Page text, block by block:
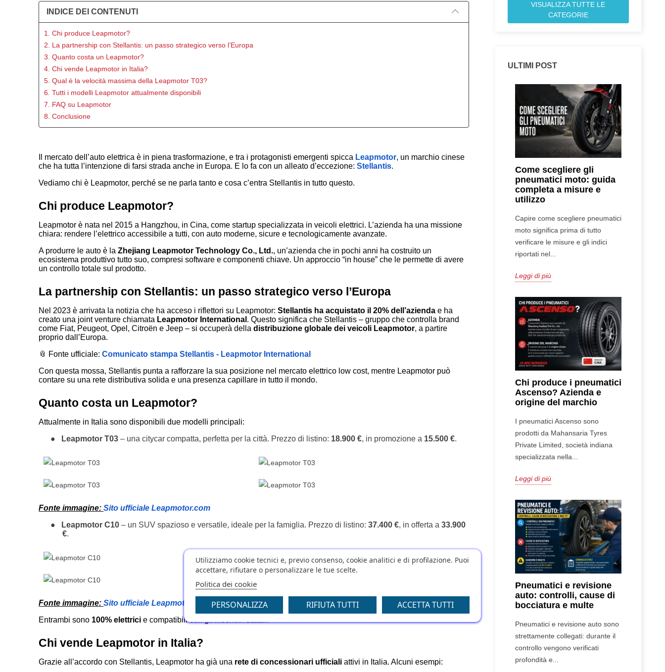
INDICE DEI CONTENUTI
1. Chi produce Leapmotor?
2. La partnership con Stellantis: un passo strategico verso l’Europa
3. Quanto costa un Leapmotor?
4. Chi vende Leapmotor in Italia?
5. Qual è la velocità massima della Leapmotor T03?
6. Tutti i modelli Leapmotor attualmente disponibili
7. FAQ su Leapmotor
8. Conclusione
Il mercato dell’auto elettrica è in piena trasformazione, e tra i protagonisti emergenti spicca Leapmotor, un marchio cinese
che ha tutta l’intenzione di farsi strada anche in Europa. E lo fa con un alleato d’eccezione:Stellantis.
Vediamo chi è Leapmotor, perché se ne parla tanto e cosa c’entra Stellantis in tutto questo.
Chi produce Leapmotor?
Leapmotor è nata nel 2015 a Hangzhou, in Cina, come startup specializzata in veicoli elettrici. L’azienda ha una missione
chiara: rendere l’elettrico accessibile a tutti, con auto moderne, sicure e tecnologicamente avanzate.
A produrre le auto è laZhejiang Leapmotor Technology Co., Ltd., un’azienda che in pochi anni ha costruito un
ecosistema produttivo tutto suo, compresi software e componenti chiave. Un approccio “in house” che le permette di avere
un controllo totale sul prodotto.
La partnership con Stellantis: un passo strategico verso l’Europa
Nel 2023 è arrivata la notizia che ha acceso i riflettori su Leapmotor:Stellantis ha acquistato il 20% dell’azienda e ha
creato una joint venture chiamata Leapmotor International . Questo significa che Stellantis – gruppo che controlla brand
come Fiat, Peugeot, Opel, Citroën e Jeep – si occuperà delladistribuzione globale dei veicoli Leapmotor, a partire
proprio dall’Europa.
📎 Fonte ufficiale:Comunicato stampa Stellantis - Leapmotor International
Con questa mossa, Stellantis punta a rafforzare la sua posizione nel mercato elettrico low cost, mentre Leapmotor può
contare su una rete distributiva solida e una presenza capillare in tutto il mondo.
Quanto costa un Leapmotor?
Attualmente in Italia sono disponibili due modelli principali:
●
Leapmotor T03 – una citycar compatta, perfetta per la città. Prezzo di listino: 18.900 €, in promozione a 15.500 €.
Fonte immagine:Sito ufficiale Leapmotor.com
●
Leapmotor C10 – un SUV spazioso e versatile, ideale per la famiglia. Prezzo di listino:37.400 €, in offerta a33.900
€.
Fonte immagine:Sito ufficiale Leapmotor.com
Entrambi sono 100% elettrici e compatibili con gli incentivi statali.
Chi vende Leapmotor in Italia?
Grazie all’accordo con Stellantis, Leapmotor ha già una rete di concessionari ufficiali attivi in Italia. Alcuni esempi:
VISUALIZZA TUTTE LE
CATEGORIE
ULTIMI POST
Come scegliere gli
pneumatici moto: guida
completa a misure e
utilizzo
Capire come scegliere pneumatici
moto significa prima di tutto
verificare le misure e gli indici
riportati nel...
Leggi di più
Chi produce i pneumatici
Ascenso? Azienda e
origine del marchio
I pneumatici Ascenso sono
prodotti da Mahansaria Tyres
Private Limited, società indiana
specializzata nella...
Leggi di più
Pneumatici e revisione
auto: controlli, cause di
bocciatura e multe
Pneumatici e revisione auto sono
strettamente collegati: durante il
controllo vengono verificati
profondità e...
Utilizziamo cookie tecnici e, previo consenso, cookie analitici e di profilazione. Puoi
accettare, rifiutare o personalizzare le tue scelte.
Politica dei cookie
PERSONALIZZA RIFIUTA TUTTI ACCETTA TUTTI